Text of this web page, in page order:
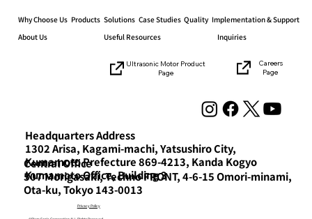
Headquarters Address
1302 Arisa, Kagami-machi, Yatsushiro City,
Kumamoto Prefecture 869-4213, Kanda Kogyo
Kumamoto Office, Building 3
Central Office
507 Morigasaki, Techno FRONT, 4-6-15 Omori-minami,
Ota-ku, Tokyo 143-0013
Why Choose Us Products Solutions Case Studies Quality Implementation & Support
About Us
Useful Resources Inquiries
Ultrasonic Motor Product
Page
Careers
Page
Privacy Policy